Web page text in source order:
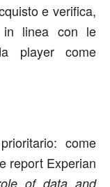
e verifica,
in linea con le
player come
come
report Experian
of data and